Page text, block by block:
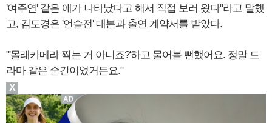
'여주연' 같은 애가 나타났다고 해서 직접 보러 왔다"라고 말했
고, 김도경은 '언슬전' 대본과 출연 계약서를 받았다.
"'몰래카메라 찍는 거 아니죠?'하고 물어볼 뻔했어요. 정말 드
라마 같은 순간이었거든요."
X